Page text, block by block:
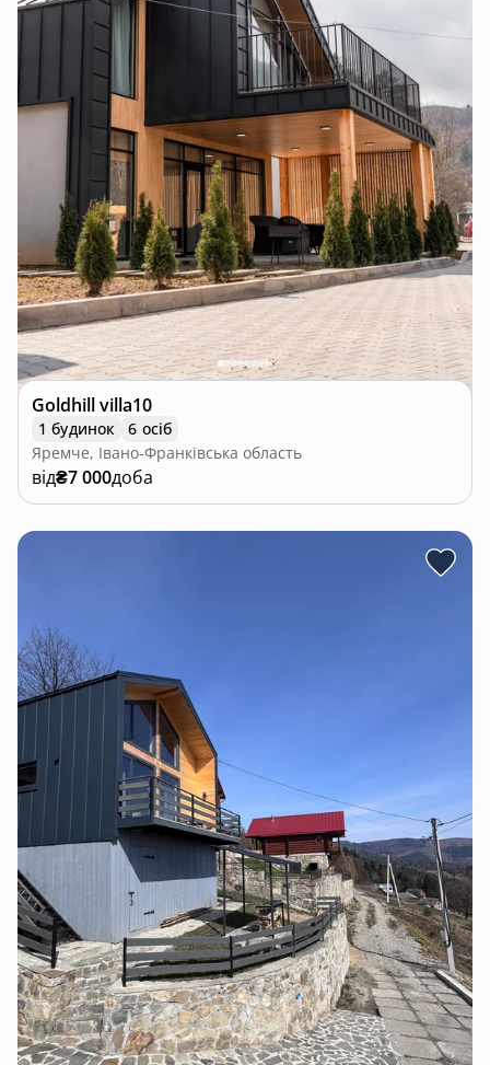
Goldhill villa10
1 будинок
6 осіб
Яремче, Івано-Франківська область
від₴7 000доба